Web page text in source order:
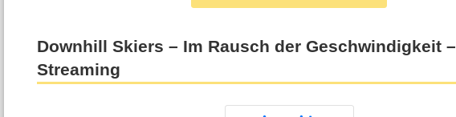
Downhill Skiers – Im Rausch der Geschwindigkeit –
Streaming